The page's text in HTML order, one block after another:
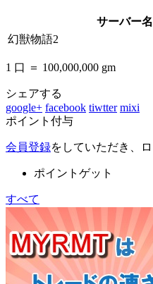
サーバー名
幻獣物語2
1 口 ＝ 100,000,000 gm
シェアする
google+ facebook tiwtter mixi
ポイント付与
会員登録をしていただき、
ポイントゲット
すべて